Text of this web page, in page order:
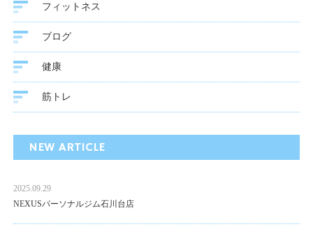
フィットネス
ブログ
健康
筋トレ
NEW ARTICLE
2025.09.29
NEXUSパーソナルジム石川台店